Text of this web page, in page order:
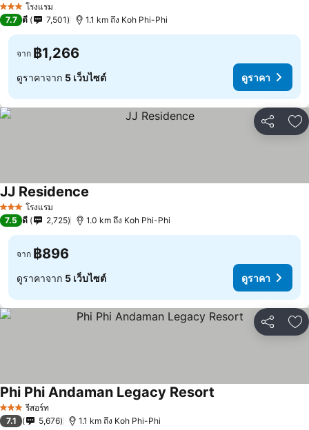
3 ดาว โรงแรม
7.7 ดี 7,501 1.1 km ถึง Koh Phi-Phi
จาก ฿1,266
ดูราคาจาก 5 เว็บไซต์ ดูราคา
แชร์ เ
3 ดาว โรงแรม
JJ Residence
7.5 ดี 2,725 1.0 km ถึง Koh Phi-Phi
จาก ฿896
ดูราคาจาก 5 เว็บไซต์ ดูราคา
แชร์ เ
3 ดาว รีสอร์ท
Phi Phi Andaman Legacy Resort
7.1 5,676 1.1 km ถึง Koh Phi-Phi